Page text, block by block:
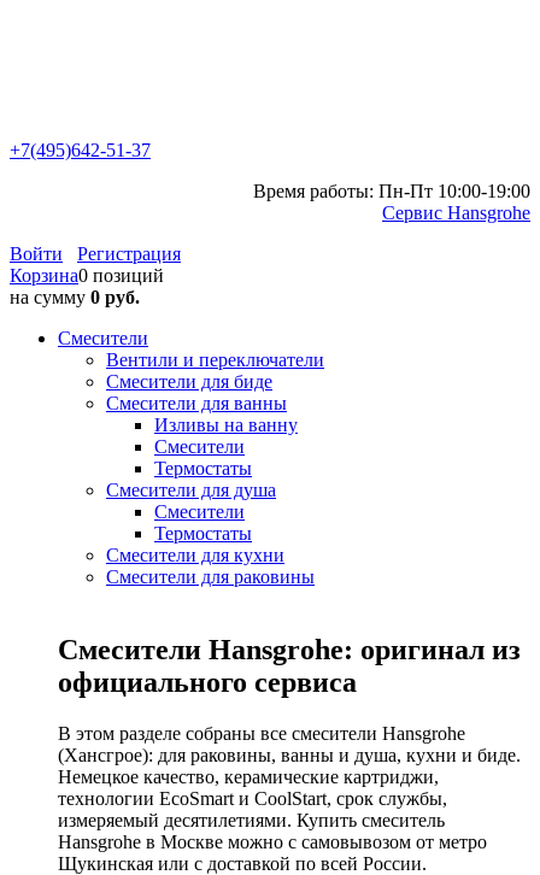
+7(495)642-51-37
Время работы: Пн-Пт 10:00-19:00
Сервис Hansgrohe
Войти
Регистрация
Корзина0 позиций
на сумму 0 руб.
Смесители
Вентили и переключатели
Смесители для биде
Смесители для ванны
Изливы на ванну
Смесители
Термостаты
Смесители для душа
Смесители
Термостаты
Смесители для кухни
Смесители для раковины
Смесители Hansgrohe: оригинал из
официального сервиса
В этом разделе собраны все смесители Hansgrohe
(Хансгрое): для раковины, ванны и душа, кухни и биде.
Немецкое качество, керамические картриджи,
технологии EcoSmart и CoolStart, срок службы,
измеряемый десятилетиями. Купить смеситель
Hansgrohe в Москве можно с самовывозом от метро
Щукинская или с доставкой по всей России.